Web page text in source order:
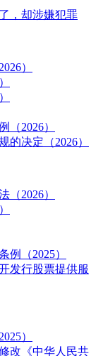
，却涉嫌犯罪
）
（2026）
的决定（2026）
（2026）
例（2025）
发行股票提供服
）
改《中华人民共